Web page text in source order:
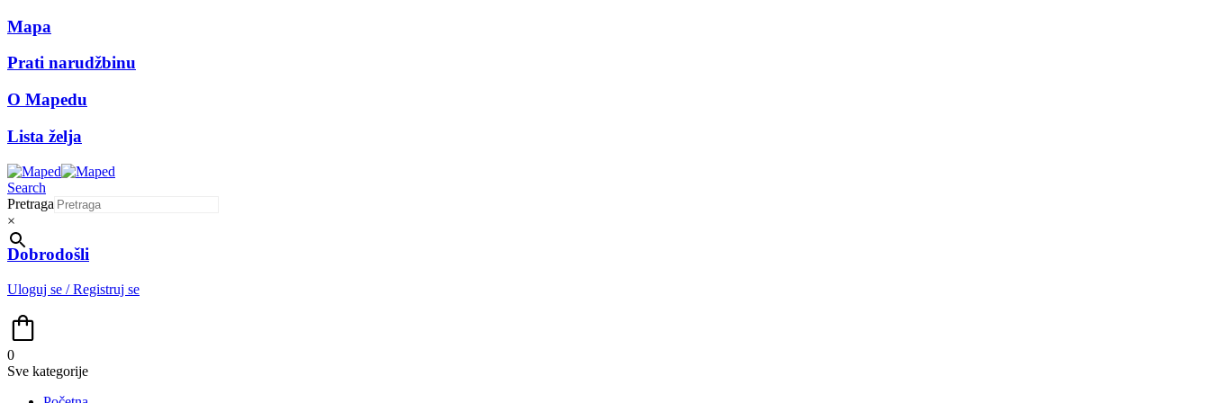
Mapa
Prati narudžbinu
O Mapedu
Lista želja
Search
Pretraga
×
Dobrodošli
Uloguj se / Registruj se
0
Sve kategorije